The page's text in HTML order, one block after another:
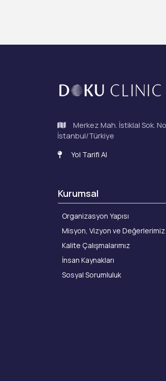
Merkez Mah. İstiklal Sok.
İstanbul/Türkiye
Yol Tarifi Al
Kurumsal
Organizasyon Yapısı
Misyon, Vizyon ve Değerlerimiz
Kalite Çalışmalarımız
İnsan Kaynakları
Sosyal Sorumluluk